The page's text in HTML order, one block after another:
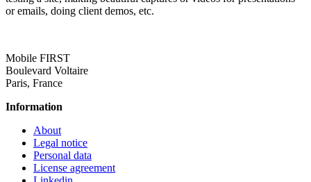
or emails, doing client demos, etc.
Mobile FIRST
Boulevard Voltaire
Paris, France
Information
About
Legal notice
Personal data
License agreement